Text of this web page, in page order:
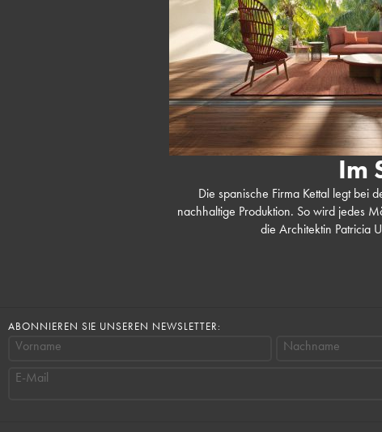
Im
Die spanische Firma Kettal legt bei
nachhaltige Produktion. So wird jedes
die Architektin Patricia
ABONNIEREN SIE UNSEREN NEWSLETTER:
Vorname
Nachname
E-Mail